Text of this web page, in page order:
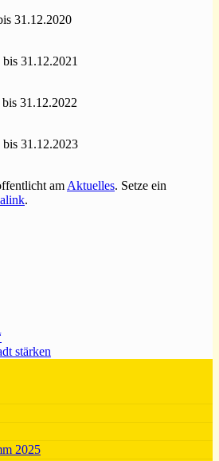
31.12.2020
31.12.2021
31.12.2022
bis 31.12.2023
am Aktuelles. Setze ein
.
stärken
2025